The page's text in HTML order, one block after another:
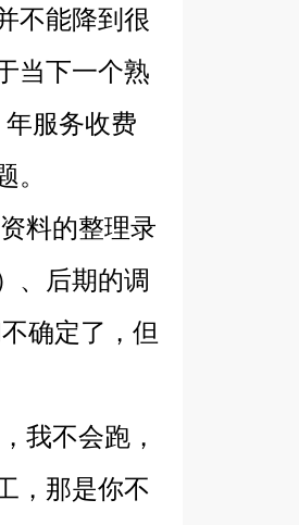
不能降到很
当下一个熟
服务收费
。
料的整理录
、后期的调
确定了，但
我不会跑，
，那是你不